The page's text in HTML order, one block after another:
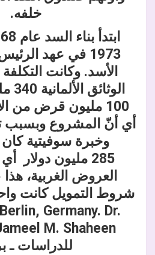
خلفه.
1973 في عهد
الأسد. وكانت
100 مليون قرض من
أي أنّ المشروع وبسبب
وخبرة سوفيتية كان
العروض الغربية،
Germany. Dr.
للدراسات ـ